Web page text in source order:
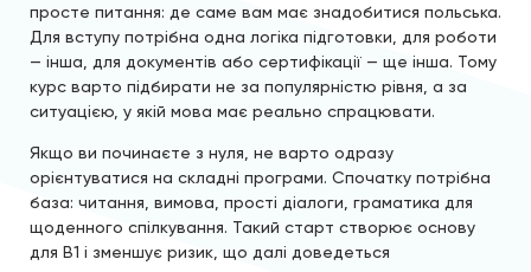
просте питання: де саме вам має знадобитися польська.
Для вступу потрібна одна логіка підготовки, для роботи
— інша, для документів або сертифікації — ще інша. Тому
курс варто підбирати не за популярністю рівня, а за
ситуацією, у якій мова має реально спрацювати.
Якщо ви починаєте з нуля, не варто одразу
орієнтуватися на складні програми. Спочатку потрібна
база: читання, вимова, прості діалоги, граматика для
щоденного спілкування. Такий старт створює основу
для B1 і зменшує ризик, що далі доведеться